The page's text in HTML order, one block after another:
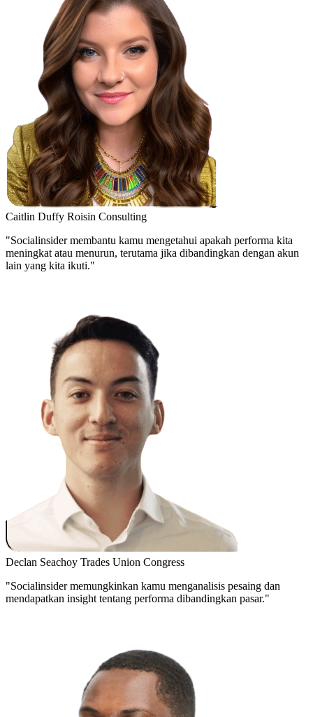
Caitlin Duffy Roisin Consulting
"Socialinsider membantu kamu mengetahui apakah performa kita
meningkat atau menurun, terutama jika dibandingkan dengan akun
lain yang kita ikuti."
Declan Seachoy Trades Union Congress
"Socialinsider memungkinkan kamu menganalisis pesaing dan
mendapatkan insight tentang performa dibandingkan pasar."